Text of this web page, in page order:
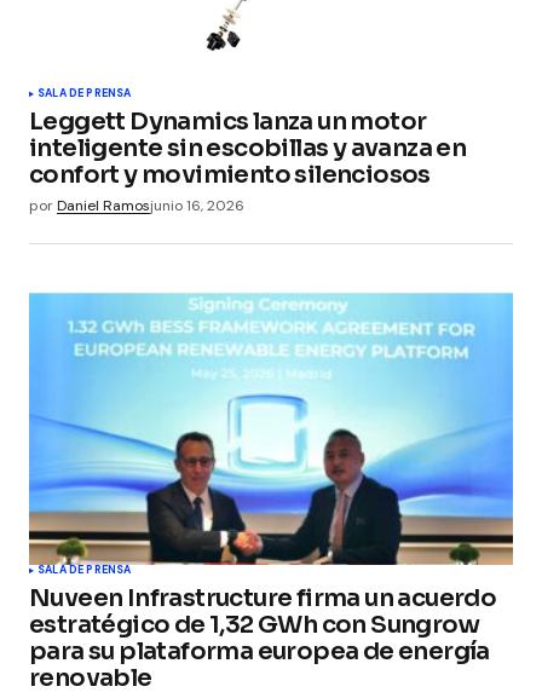
SALA DE PRENSA
Leggett Dynamics lanza un motor
inteligente sin escobillas y avanza en
confort y movimiento silenciosos
porDaniel Ramosjunio 16, 2026
SALA DE PRENSA
Nuveen Infrastructure firma un acuerdo
estratégico de 1,32 GWh con Sungrow
para su plataforma europea de energía
renovable